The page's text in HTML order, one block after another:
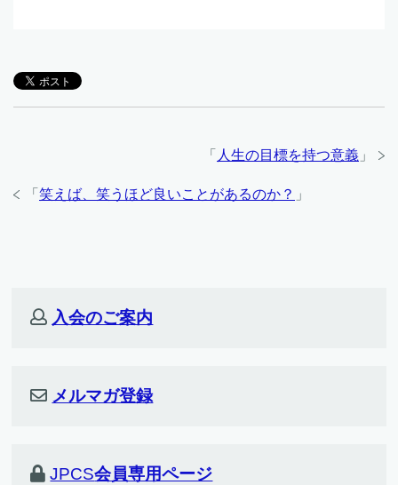
「 人生の目標を持つ意義 」
「 笑えば、笑うほど良いことがあるのか？ 」
入会のご案内
メルマガ登録
JPCS会員専用ページ